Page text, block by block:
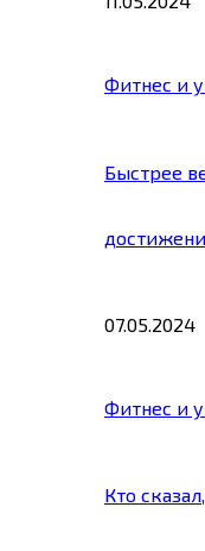
Фитнес и
Быстрее
07.05.2024
Фитнес и
Кто